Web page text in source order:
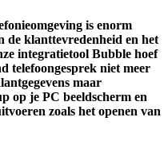
is enorm
de klanttevredenheid en het
integratietool Bubble hoef
telefoongesprek niet meer
maar
op je PC beeldscherm en
zoals het openen van